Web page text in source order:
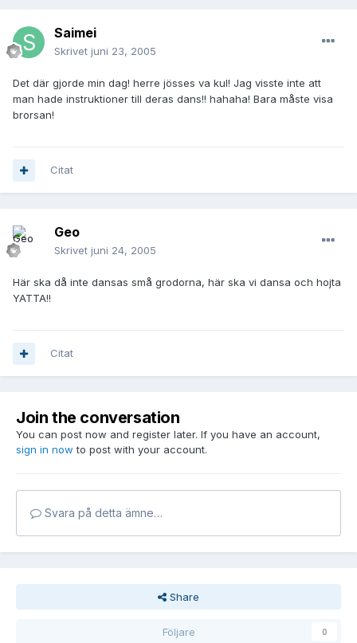
Saimei
Skrivet juni 23, 2005
Det där gjorde min dag! herre jösses va kul! Jag visste inte att
man hade instruktioner till deras dans!! hahaha! Bara måste visa
brorsan!
Citat
Geo
Skrivet juni 24, 2005
Här ska då inte dansas små grodorna, här ska vi dansa och hojta
YATTA!!
Citat
Join the conversation
You can post now and register later. If you have an account,
sign in now to post with your account.
Svara på detta ämne…
Share
Följare 0